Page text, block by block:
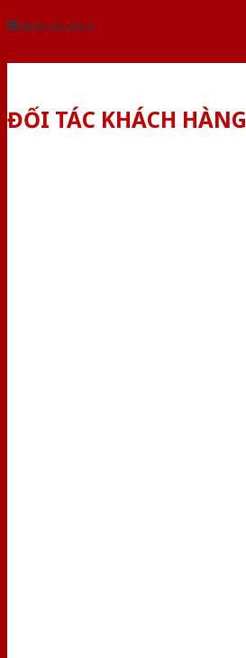
Dành cho đại lý
ĐỐI TÁC KHÁCH HÀNG